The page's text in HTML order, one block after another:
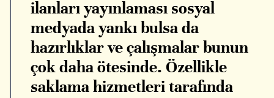
ilanları yayınlaması sosyal
medyada yankı bulsa da
hazırlıklar ve çalışmalar bunun
çok daha ötesinde. Özellikle
saklama hizmetleri tarafında